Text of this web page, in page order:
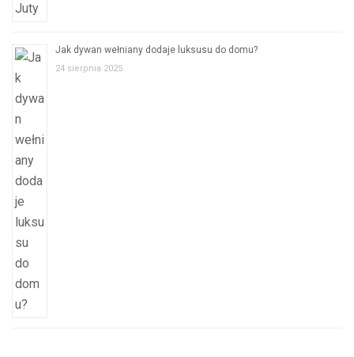
Jak dywan wełniany dodaje luksusu do domu?
24 sierpnia 2025